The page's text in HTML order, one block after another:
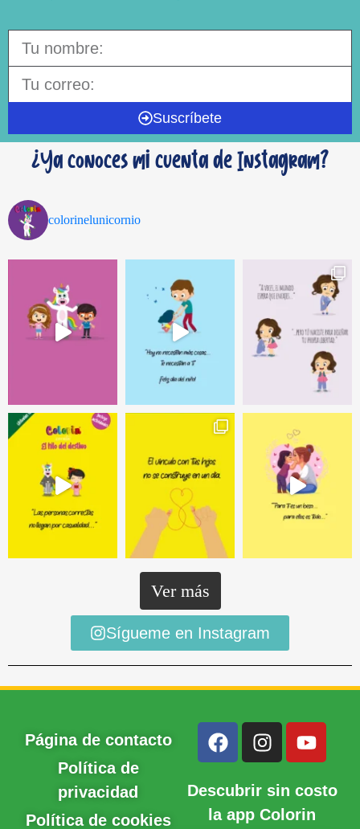
Suscríbete
¿Ya conoces mi cuenta de Instagram?
colorinelunicornio
Ver más
Sígueme en Instagram
Página de contacto
Política de
privacidad
Política de cookies
Descubrir sin costo
la app Colorin